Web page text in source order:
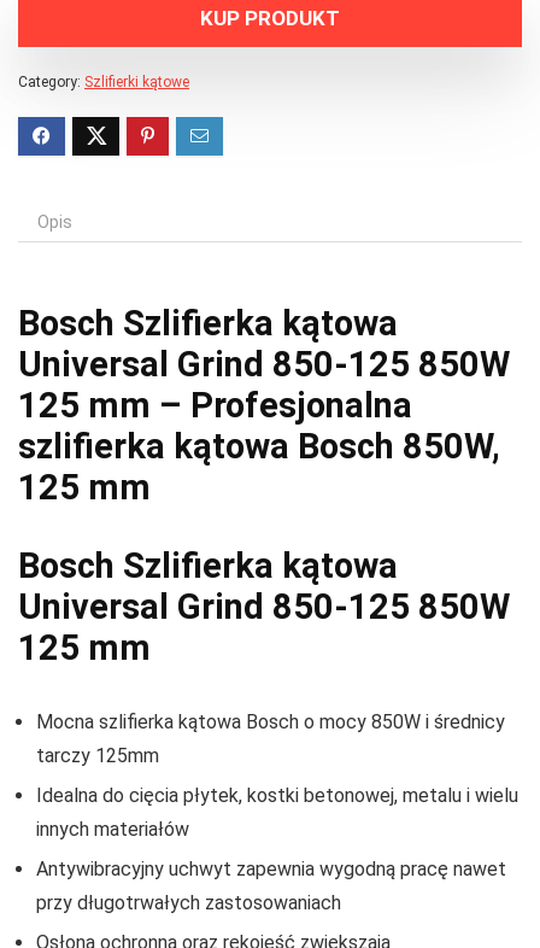
KUP PRODUKT
Category: Szlifierki kątowe
Opis
Bosch Szlifierka kątowa
Universal Grind 850-125 850W
125 mm – Profesjonalna
szlifierka kątowa Bosch 850W,
125 mm
Bosch Szlifierka kątowa
Universal Grind 850-125 850W
125 mm
Mocna szlifierka kątowa Bosch o mocy 850W i średnicy
tarczy 125mm
Idealna do cięcia płytek, kostki betonowej, metalu i wielu
innych materiałów
Antywibracyjny uchwyt zapewnia wygodną pracę nawet
przy długotrwałych zastosowaniach
Osłona ochronna oraz rękojeść zwiększają